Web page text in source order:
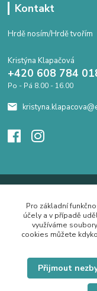
Kontakt
Hrdě nosím/Hrdě tvořím
Kristýna Klapačová
+420 608 784
Po - Pá 8.00 - 16.00
Pro základní
účely a v případě
využíváme
cookies můžete
Přijmout